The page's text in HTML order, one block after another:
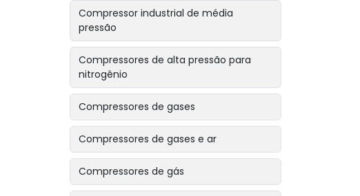
Compressor industrial de média
pressão
Compressores de alta pressão para
nitrogênio
Compressores de gases
Compressores de gases e ar
Compressores de gás